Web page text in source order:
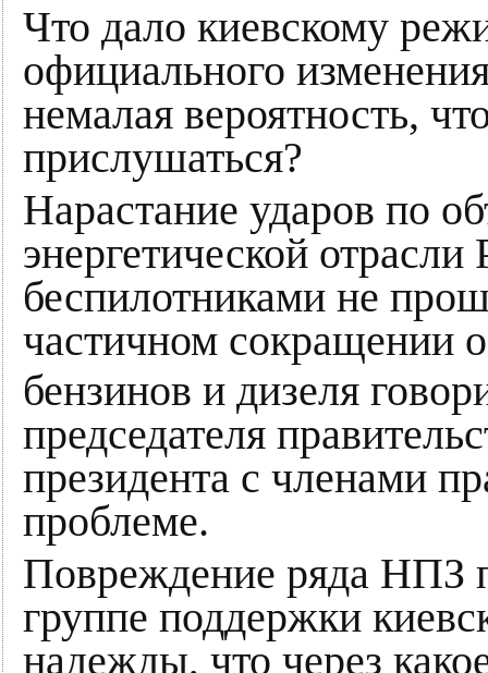
Что дало киевскому
официального
немалая вероятность,
прислушаться?
Нарастание ударов по
энергетической
беспилотниками не
частичном сокращении
бензинов и дизеля
председателя
президента с членами
проблеме.
Повреждение ряда НПЗ
группе поддержки
надежды, что через